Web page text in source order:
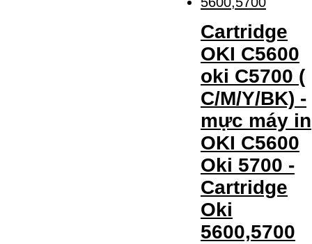
Cartridge
OKI C5600
oki C5700 (
C/M/Y/BK) -
mực máy in
OKI C5600
Oki 5700 -
Cartridge
Oki
5600,5700